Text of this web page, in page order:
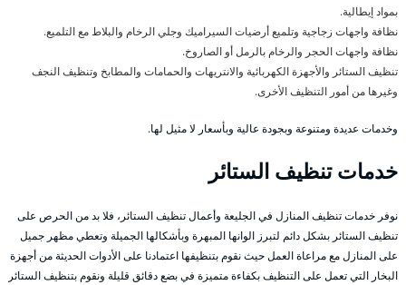
بمواد إيطالية.
نظافة واجهات زجاجية وتلميع أرضيات السيراميك وجلي الرخام والبلاط مع التلميع.
نظافة واجهات الحجر والرخام بالرمل أو الصاروخ.
تنظيف الستائر والأجهزة الكهربائية والانتريهات والحمامات والمطابخ وتنظيف النجف
وغيرها من أمور التنظيف الأخرى.
وخدمات عديدة ومتنوعة وبجودة عالية وبأسعار لا مثيل لها.
خدمات تنظيف الستائر
نوفر خدمات تنظيف المنازل في الجليعة وأعمال تنظيف الستائر، فلا بد من الحرص على
تنظيف الستائر بشكل دائم لتبرز الوانها المبهرة وبأشكالها الجميلة وتعطي مظهر جميل
على المنازل مع مراعاة العمل حيث نقوم بتنظيفها اعتمادنا على الأدوات الحديثة من أجهزة
البخار التي تعمل على التنظيف بكفاءة متميزة في بضع دقائق قليلة ونقوم بتنظيف الستائر